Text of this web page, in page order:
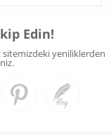
Edin!
sitemizdeki yeniliklerden